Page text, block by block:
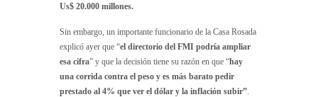
Us$ 20.000 millones.
Sin embargo, un importante funcionario de la Casa Rosada
explicó ayer que “el directorio del FMI podría ampliar
esa cifra” y que la decisión tiene su razón en que “hay
una corrida contra el peso y es más barato pedir
prestado al 4% que ver el dólar y la inflación subir”